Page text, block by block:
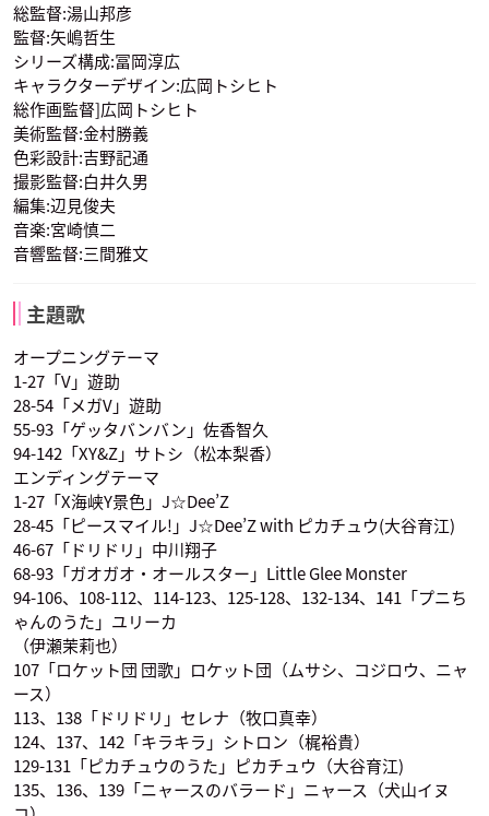
コジロウ
声優：三木眞一郎
ナレーション
声優：石塚運昇
総監督:湯山邦彦
監督:矢嶋哲生
シリーズ構成:冨岡淳広
キャラクターデザイン:広岡トシヒト
総作画監督]広岡トシヒト
美術監督:金村勝義
色彩設計:吉野記通
撮影監督:白井久男
編集:辺見俊夫
音楽:宮崎慎二
音響監督:三間雅文
主題歌
オープニングテーマ
1-27「V」遊助
28-54「メガV」遊助
55-93「ゲッタバンバン」佐香智久
94-142「XY&Z」サトシ（松本梨香）
エンディングテーマ
1-27「X海峡Y景色」J☆Dee’Z
28-45「ピースマイル!」J☆Dee’Z with ピカチュウ(大谷育江)
46-67「ドリドリ」中川翔子
68-93「ガオガオ・オールスター」Little Glee Monster
94-106、108-112、114-123、125-128、132-134、141「プニち
ゃんのうた」ユリーカ
（伊瀬茉莉也）
107「ロケット団 団歌」ロケット団（ムサシ、コジロウ、ニャ
ース）
113、138「ドリドリ」セレナ（牧口真幸）
124、137、142「キラキラ」シトロン（梶裕貴）
129-131「ピカチュウのうた」ピカチュウ（大谷育江)
135、136、139「ニャースのバラード」ニャース（犬山イヌ